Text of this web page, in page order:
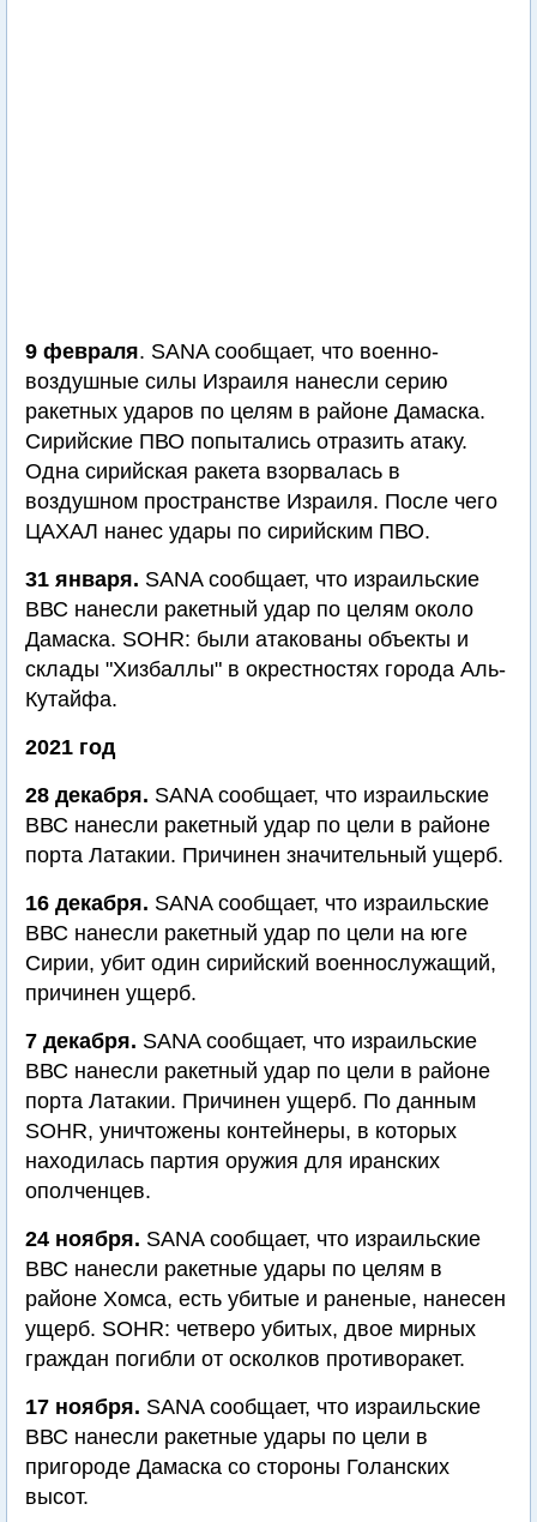
9 февраля. SANA сообщает, что военно-
воздушные силы Израиля нанесли серию
ракетных ударов по целям в районе Дамаска.
Сирийские ПВО попытались отразить атаку.
Одна сирийская ракета взорвалась в
воздушном пространстве Израиля. После чего
ЦАХАЛ нанес удары по сирийским ПВО.
31 января. SANA сообщает, что израильские
ВВС нанесли ракетный удар по целям около
Дамаска. SOHR: были атакованы объекты и
склады "Хизбаллы" в окрестностях города Аль-
Кутайфа.
2021 год
28 декабря. SANA сообщает, что израильские
ВВС нанесли ракетный удар по цели в районе
порта Латакии. Причинен значительный ущерб.
16 декабря. SANA сообщает, что израильские
ВВС нанесли ракетный удар по цели на юге
Сирии, убит один сирийский военнослужащий,
причинен ущерб.
7 декабря. SANA сообщает, что израильские
ВВС нанесли ракетный удар по цели в районе
порта Латакии. Причинен ущерб. По данным
SOHR, уничтожены контейнеры, в которых
находилась партия оружия для иранских
ополченцев.
24 ноября. SANA сообщает, что израильские
ВВС нанесли ракетные удары по целям в
районе Хомса, есть убитые и раненые, нанесен
ущерб. SOHR: четверо убитых, двое мирных
граждан погибли от осколков противоракет.
17 ноября. SANA сообщает, что израильские
ВВС нанесли ракетные удары по цели в
пригороде Дамаска со стороны Голанских
высот.